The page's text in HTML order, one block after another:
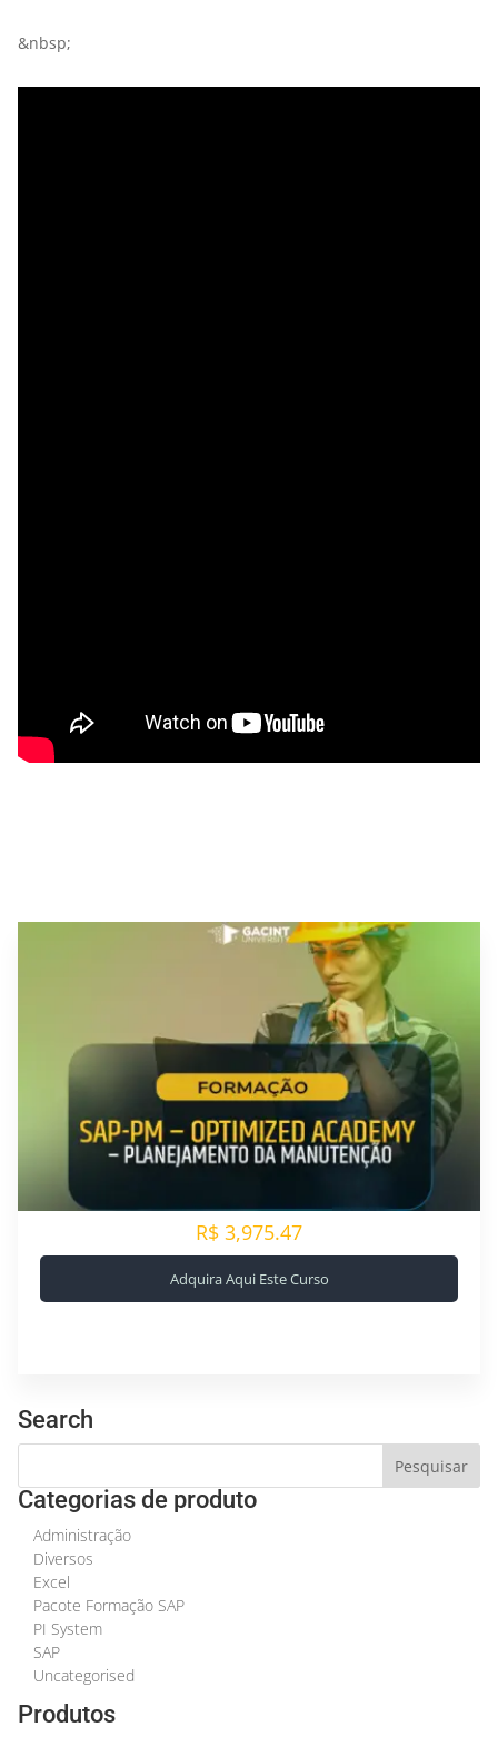
&nbsp;
R$ 3,975.47
Adquira Aqui Este Curso
Search
Categorias de produto
Administração
Diversos
Excel
Pacote Formação SAP
PI System
SAP
Uncategorised
Produtos